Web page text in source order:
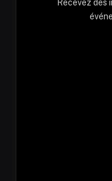
Recevez des